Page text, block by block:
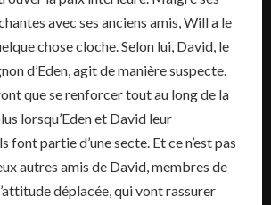
avec ses anciens amis, Will a le
chose cloche. Selon lui, David, le
d’Eden, agit de manière suspecte.
que se renforcer tout au long de la
lorsqu’Eden et David leur
font partie d’une secte. Et ce n’est pas
autres amis de David, membres de
déplacée, qui vont rassurer